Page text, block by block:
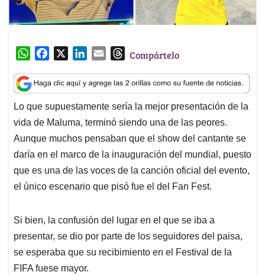
W
a
t
s
A
p
p
c
e
b
o
o
k
n
k
e
d
I
n
a
i
l
T
r
e
a
d
s
Compártelo
Lo que supuestamente sería la mejor presentación de la
vida de Maluma, terminó siendo una de las peores.
Aunque muchos pensaban que el show del cantante se
daría en el marco de la inauguración del mundial, puesto
que es una de las voces de la canción oficial del evento,
el único escenario que pisó fue el del Fan Fest.
Si bien, la confusión del lugar en el que se iba a
presentar, se dio por parte de los seguidores del paisa,
se esperaba que su recibimiento en el Festival de la
FIFA fuese mayor.